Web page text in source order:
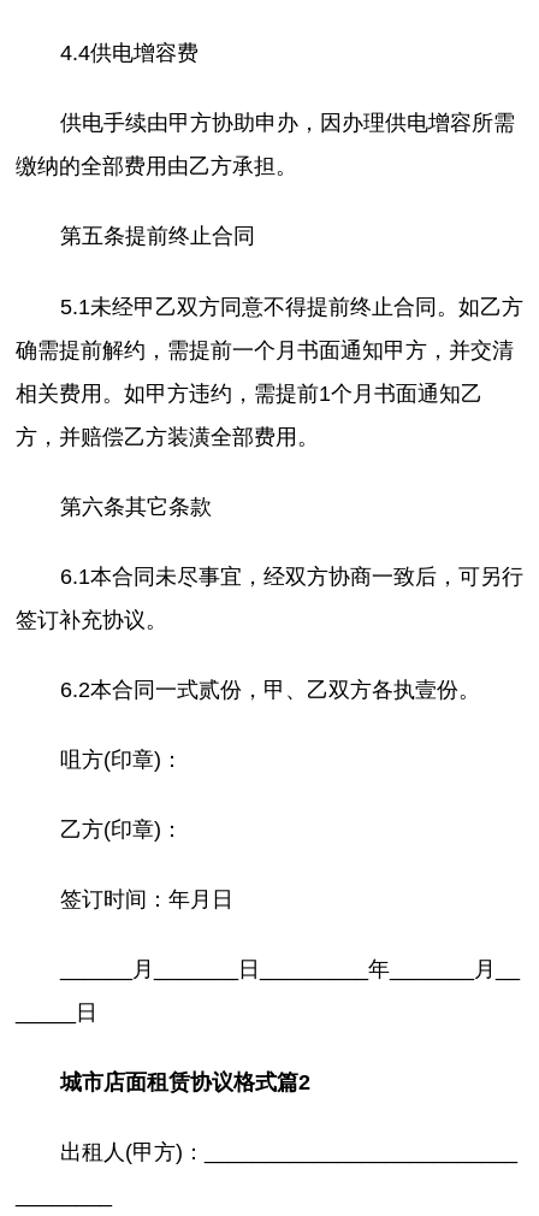
4.4供电增容费
供电手续由甲方协助申办，因办理供电增容所需
缴纳的全部费用由乙方承担。
第五条提前终止合同
5.1未经甲乙双方同意不得提前终止合同。如乙方
确需提前解约，需提前一个月书面通知甲方，并交清
相关费用。如甲方违约，需提前1个月书面通知乙
方，并赔偿乙方装潢全部费用。
第六条其它条款
6.1本合同未尽事宜，经双方协商一致后，可另行
签订补充协议。
6.2本合同一式贰份，甲、乙双方各执壹份。
咀方(印章)：
乙方(印章)：
签订时间：年月日
______月_______日_________年_______月__
_____日
城市店面租赁协议格式篇2
出租人(甲方)：__________________________